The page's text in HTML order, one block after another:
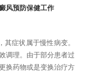
风预防保健工作
症状属于慢性病变。
调理。由于部分患者过
换药物或是变换治疗方